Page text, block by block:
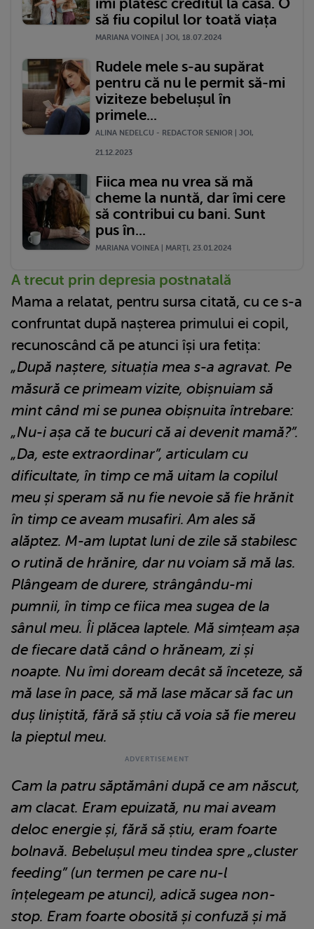
îmi plătesc creditul la casă. O
să fiu copilul lor toată viața
MARIANA VOINEA | JOI, 18.07.2024
Rudele mele s-au supărat
pentru că nu le permit să-mi
viziteze bebelușul în
primele...
ALINA NEDELCU - REDACTOR SENIOR | JOI,
21.12.2023
Fiica mea nu vrea să mă
cheme la nuntă, dar îmi cere
să contribui cu bani. Sunt
pus în...
MARIANA VOINEA | MARŢI, 23.01.2024
A trecut prin depresia postnatală
Mama a relatat, pentru sursa citată, cu ce s-a
confruntat după nașterea primului ei copil,
recunoscând că pe atunci își ura fetița:
„După naștere, situația mea s-a agravat. Pe
măsură ce primeam vizite, obișnuiam să
mint când mi se punea obișnuita întrebare:
„Nu-i așa că te bucuri că ai devenit mamă?”.
„Da, este extraordinar”, articulam cu
dificultate, în timp ce mă uitam la copilul
meu și speram să nu fie nevoie să fie hrănit
în timp ce aveam musafiri. Am ales să
alăptez. M-am luptat luni de zile să stabilesc
o rutină de hrănire, dar nu voiam să mă las.
Plângeam de durere, strângându-mi
pumnii, în timp ce fiica mea sugea de la
sânul meu. Îi plăcea laptele. Mă simțeam așa
de fiecare dată când o hrăneam, zi și
noapte. Nu îmi doream decât să înceteze, să
mă lase în pace, să mă lase măcar să fac un
duș liniștită, fără să știu că voia să fie mereu
la pieptul meu.
Cam la patru săptămâni după ce am născut,
am clacat. Eram epuizată, nu mai aveam
deloc energie și, fără să știu, eram foarte
bolnavă. Bebelușul meu tindea spre „cluster
feeding” (un termen pe care nu-l
înțelegeam pe atunci), adică sugea non-
stop. Eram foarte obosită și confuză și mă